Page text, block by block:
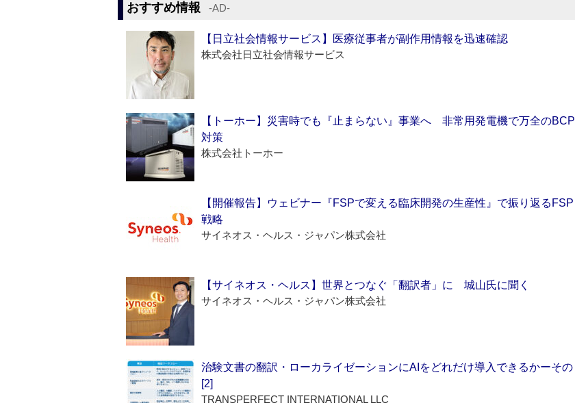
おすすめ情報 ‐AD‐
【日立社会情報サービス】医療従事者が副作用情報を迅速確認
株式会社日立社会情報サービス
【トーホー】災害時でも『止まらない』事業へ 非常用発電機で万全のBCP
対策
株式会社トーホー
【開催報告】ウェビナー『FSPで変える臨床開発の生産性』で振り返るFSP
戦略
サイネオス・ヘルス・ジャパン株式会社
【サイネオス・ヘルス】世界とつなぐ「翻訳者」に 城山氏に聞く
サイネオス・ヘルス・ジャパン株式会社
治験文書の翻訳・ローカライゼーションにAIをどれだけ導入できるかーその
[2]
TRANSPERFECT INTERNATIONAL LLC